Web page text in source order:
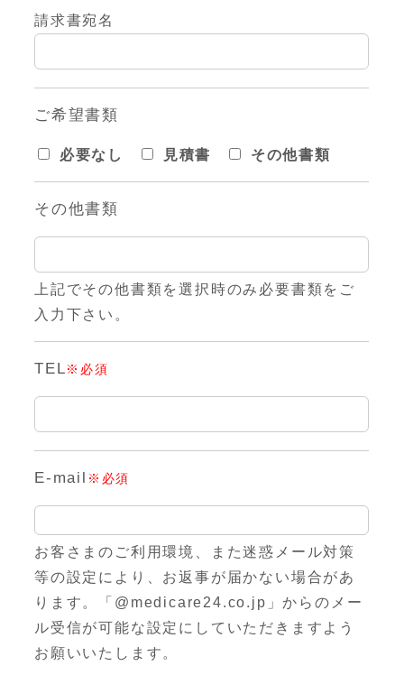
請求書宛名
ご希望書類
必要なし 見積書 その他書類
その他書類
上記でその他書類を選択時のみ必要書類をご
入力下さい。
TEL ※必須
E-mail ※必須
お客さまのご利用環境、また迷惑メール対策
等の設定により、お返事が届かない場合があ
ります。「@medicare24.co.jp」からのメー
ル受信が可能な設定にしていただきますよう
お願いいたします。